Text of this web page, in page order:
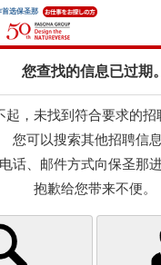
首选保圣那
您查找的信息已过期。
起，未找到符合要求的招
您可以搜索其他招聘信息
话、邮件方式向保圣那进
抱歉给您带来不便。